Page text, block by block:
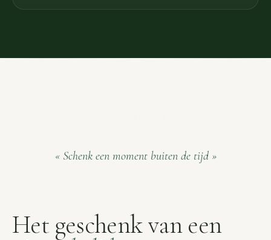
« Schenk een moment buiten de tijd»
Het geschenk van een